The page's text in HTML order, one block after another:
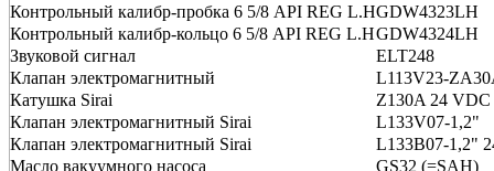
Контрольный калибр-пробка 6 5/8 API REG L.HGDW4323LH
Контрольный калибр-кольцо 6 5/8 API REG L.HGDW4324LH
Звуковой сигнал
ELT248
Клапан электромагнитный
L113V23-
Катушка Sirai
Z130A 24 VDC
Клапан электромагнитный Sirai
L133V07-1,2"
Клапан электромагнитный Sirai
L133B07-1,2"
Масло вакуумного насоса
GS32 (=SAH)